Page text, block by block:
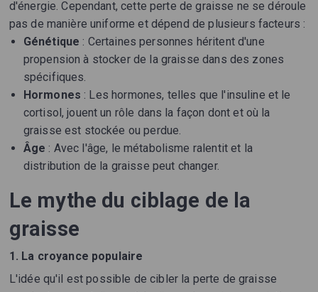
d'énergie. Cependant, cette perte de graisse ne se déroule
pas de manière uniforme et dépend de plusieurs facteurs :
Génétique : Certaines personnes héritent d'une
propension à stocker de la graisse dans des zones
spécifiques.
Hormones : Les hormones, telles que l'insuline et le
cortisol, jouent un rôle dans la façon dont et où la
graisse est stockée ou perdue.
Âge : Avec l'âge, le métabolisme ralentit et la
distribution de la graisse peut changer.
Le mythe du ciblage de la
graisse
1. La croyance populaire
L'idée qu'il est possible de cibler la perte de graisse